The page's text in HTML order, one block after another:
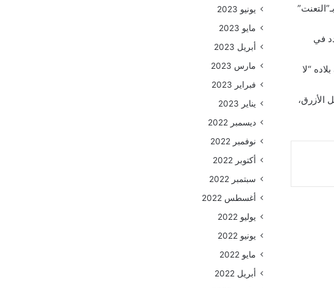
في
“لا
الأزرق،
يونيو 2023
مايو 2023
أبريل 2023
مارس 2023
فبراير 2023
يناير 2023
ديسمبر 2022
نوفمبر 2022
أكتوبر 2022
سبتمبر 2022
أغسطس 2022
يوليو 2022
يونيو 2022
مايو 2022
أبريل 2022